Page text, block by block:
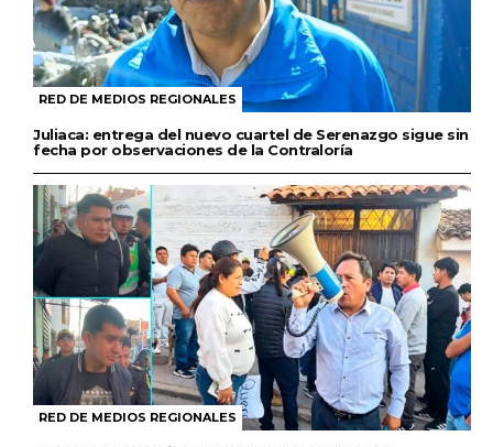
RED DE MEDIOS REGIONALES
Juliaca: entrega del nuevo cuartel de Serenazgo sigue sin
fecha por observaciones de la Contraloría
RED DE MEDIOS REGIONALES